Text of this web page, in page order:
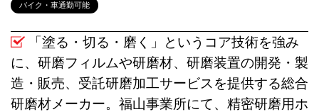
バイク・車通勤可能
「塗る・切る・磨く」というコア技術を強み
に、研磨フィルムや研磨材、研磨装置の開発・製
造・販売、受託研磨加工サービスを提供する総合
研磨材メーカー。福山事業所にて、精密研磨用ホ